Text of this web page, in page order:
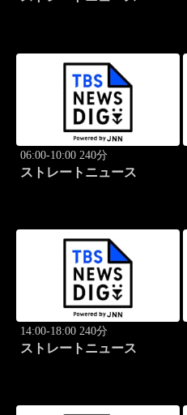
06:00-10:00 240分
ストレートニュース
14:00-18:00 240分
ストレートニュース